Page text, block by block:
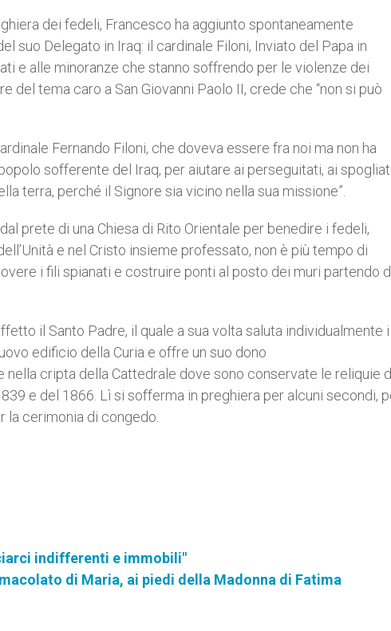
dei fedeli, Francesco ha aggiunto spontaneamente
suo Delegato in Iraq: il cardinale Filoni, Inviato del Papa in
e alle minoranze che stanno soffrendo per le violenze dei
tema caro a San Giovanni Paolo II, crede che “non si può
Fernando Filoni, che doveva essere fra noi ma non ha
sofferente del Iraq, per aiutare ai perseguitati, ai
terra, perché il Signore sia vicino nella sua missione”.
prete di una Chiesa di Rito Orientale per benedire i fedeli,
e nel Cristo insieme professato, non è più tempo di
i fili spianati e costruire ponti al posto dei muri partendo
il Santo Padre, il quale a sua volta saluta individualmente i
edificio della Curia e offre un suo dono
cripta della Cattedrale dove sono conservate le reliquie
e del 1866. Lì si sofferma in preghiera per alcuni secondi,
la cerimonia di congedo.
indifferenti e immobili"
di Maria, ai piedi della Madonna di Fatima